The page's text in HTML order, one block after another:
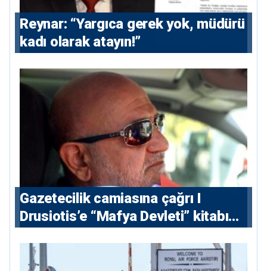
Reynar: “Yargıca gerek yok, müdürü
kadı olarak atayın!”
Gazetecilik camiasına çağrı I
⁠Drusiotis’e “Mafya Devleti” kitabı